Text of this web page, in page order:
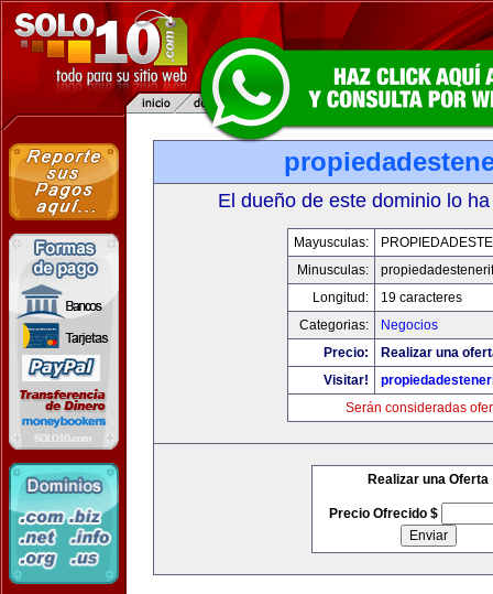
El dueño de este dominio lo
Mayusculas:
Minusculas:
Longitud:
19 caracteres
Categorias:
Negocios
Precio:
Realizar una
Visitar!
Serán consideradas
Realizar una Oferta
Precio Ofrecido $